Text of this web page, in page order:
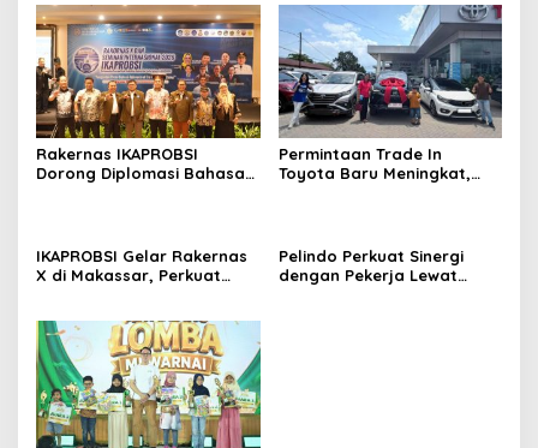
Rakernas IKAPROBSI
Dorong Diplomasi Bahasa
Permintaan Trade In
Toyota Baru Meningkat,
IKAPROBSI Gelar Rakernas
X di Makassar, Perkuat
Pelindo Perkuat Sinergi
dengan Pekerja Lewat